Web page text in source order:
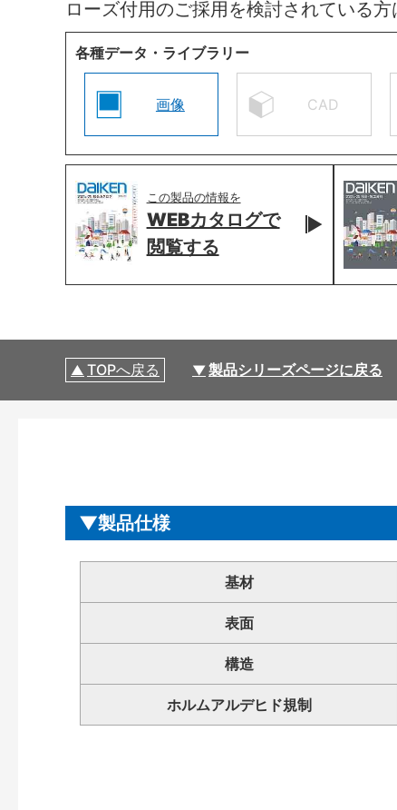
ローズ付用のご採用を検討されている
各種データ・ライブラリー
画像 CAD
この製品の情報を
WEBカタログで
閲覧する
TOPへ戻る 製品シリーズページに戻る
製品仕様
基材
表面
構造
ホルムアルデヒド規制